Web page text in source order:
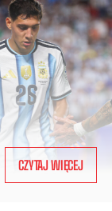
CZYTAJ WIĘCEJ